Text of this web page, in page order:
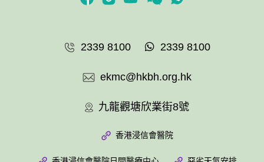
2339 8100 2339 8100
ekmc@hkbh.org.hk
九龍觀塘欣業街8號
香港浸信會醫院